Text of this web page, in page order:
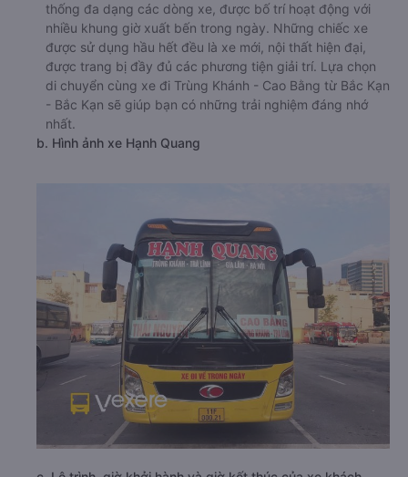
thống đa dạng các dòng xe, được bố trí hoạt động với
nhiều khung giờ xuất bến trong ngày. Những chiếc xe
được sử dụng hầu hết đều là xe mới, nội thất hiện đại,
được trang bị đầy đủ các phương tiện giải trí. Lựa chọn
di chuyển cùng xe đi Trùng Khánh - Cao Bằng từ Bắc Kạn
- Bắc Kạn sẽ giúp bạn có những trải nghiệm đáng nhớ
nhất.
b. Hình ảnh xe Hạnh Quang